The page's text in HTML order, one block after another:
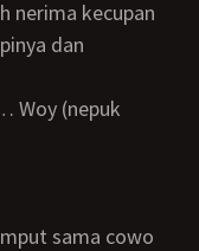
nerima kecupan
dan